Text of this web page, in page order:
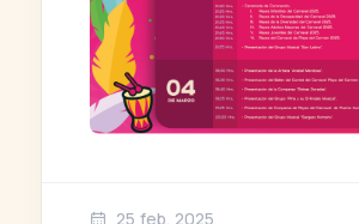
25 feb. 2025